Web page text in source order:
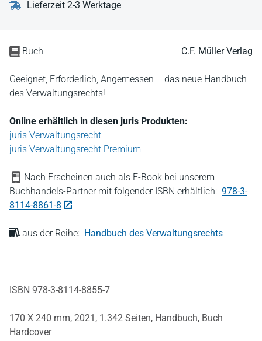
Buch C.F. Müller Verlag
Geeignet, Erforderlich, Angemessen – das neue Handbuch
des Verwaltungsrechts!
Online erhältlich in diesen juris Produkten:
juris Verwaltungsrecht
juris Verwaltungsrecht Premium
Nach Erscheinen auch als E-Book bei unserem
Buchhandels-Partner mit folgender ISBN erhältlich: 978-3-
8114-8861-8
aus der Reihe: Handbuch des Verwaltungsrechts
ISBN 978-3-8114-8855-7
170 X 240 mm, 2021, 1.342 Seiten, Handbuch, Buch
Hardcover
Lieferzeit 2-3 Werktage